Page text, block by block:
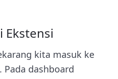
Ekstensi
kita masuk ke
dashboard